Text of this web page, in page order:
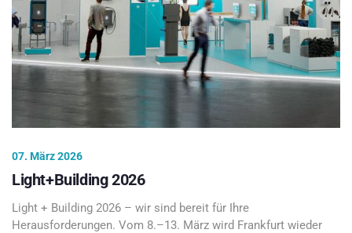
07. März 2026
Light+Building 2026
Light + Building 2026 – wir sind bereit für Ihre
Herausforderungen. Vom 8.–13. März wird Frankfurt wieder